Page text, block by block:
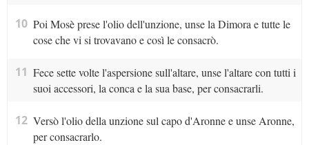
10 Poi Mosè prese l'olio dell'unzione, unse la Dimora e tutte le
cose che vi si trovavano e così le consacrò.
11 Fece sette volte l'aspersione sull'altare, unse l'altare con tutti i
suoi accessori, la conca e la sua base, per consacrarli.
12 Versò l'olio della unzione sul capo d'Aronne e unse Aronne,
per consacrarlo.